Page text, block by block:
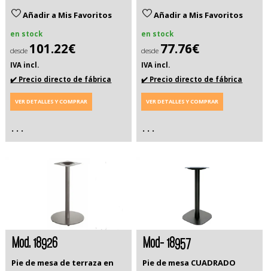
Añadir a Mis Favoritos
en stock
desde 101.22€
IVA incl.
✔️ Precio directo de fábrica
VER DETALLES Y COMPRAR
. . .
Añadir a Mis Favoritos
en stock
desde 77.76€
IVA incl.
✔️ Precio directo de fábrica
VER DETALLES Y COMPRAR
. . .
Mod. 18926
Pie de mesa de terraza en
Mod- 18957
Pie de mesa CUADRADO